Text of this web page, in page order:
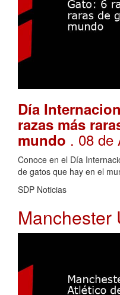
Día
razas más
mundo . 08 de
Conoce en el Día
de gatos que hay en el
SDP Noticias
Manchester